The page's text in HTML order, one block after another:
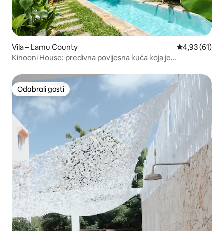
Vila – Lamu County Prosječna
4,93 (61)
Kinooni House: predivna povijesna kuća koja je
Odabrali gosti
Odabrali gosti